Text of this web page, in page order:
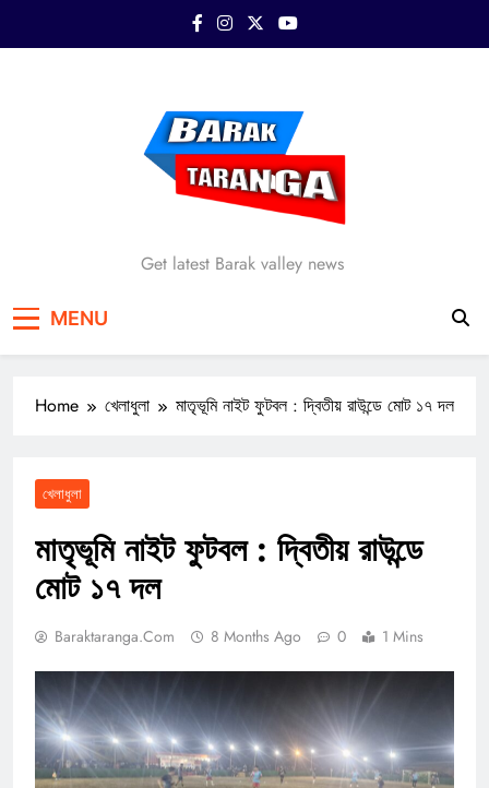
Barak Taranga
Get latest Barak valley news
MENU
Home খেলাধুলা মাতৃভূমি নাইট ফুটবল : দ্বিতীয় রাউন্ডে মোট ১৭ দল
খেলাধুলা
মাতৃভূমি নাইট ফুটবল : দ্বিতীয় রাউন্ডে
মোট ১৭ দল
Baraktaranga.com 8 Months Ago 0 1 Mins